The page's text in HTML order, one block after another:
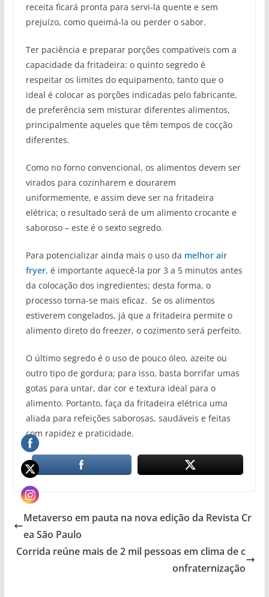
receita ficará pronta para servi-la quente e sem
prejuízo, como queimá-la ou perder o sabor.
Ter paciência e preparar porções compatíveis com a
capacidade da fritadeira: o quinto segredo é
respeitar os limites do equipamento, tanto que o
ideal é colocar as porções indicadas pelo fabricante,
de preferência sem misturar diferentes alimentos,
principalmente aqueles que têm tempos de cocção
diferentes.
Como no forno convencional, os alimentos devem ser
virados para cozinharem e dourarem
uniformemente, e assim deve ser na fritadeira
elétrica; o resultado será de um alimento crocante e
saboroso – este é o sexto segredo.
Para potencializar ainda mais o uso da melhor air
fryer, é importante aquecê-la por 3 a 5 minutos antes
da colocação dos ingredientes; desta forma, o
processo torna-se mais eficaz. Se os alimentos
estiverem congelados, já que a fritadeira permite o
alimento direto do freezer, o cozimento será perfeito.
O último segredo é o uso de pouco óleo, azeite ou
outro tipo de gordura; para isso, basta borrifar umas
gotas para untar, dar cor e textura ideal para o
alimento. Portanto, faça da fritadeira elétrica uma
aliada para refeições saborosas, saudáveis e feitas
com rapidez e praticidade.
Metaverso em pauta na nova edição da Revista Cr
ea São Paulo
Corrida reúne mais de 2 mil pessoas em clima de c
onfraternização